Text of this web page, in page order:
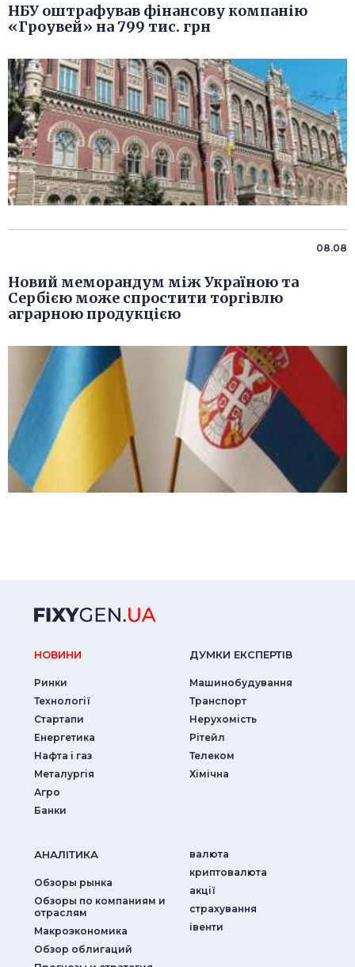
НБУ оштрафував фінансову компанію
«Гроувей» на 799 тис. грн
08.08
Новий меморандум між Україною та
Сербією може спростити торгівлю
аграрною продукцією
НОВИНИ
Ринки
Технології
Стартапи
Енергетика
Нафта і газ
Металургія
Агро
Банки
ДУМКИ ЕКСПЕРТIВ
Машинобудування
Транспорт
Нерухомість
Рітейл
Телеком
Хімічна
АНАЛIТИКА
Обзоры рынка
Обзоры по компаниям и
отраслям
Макроэкономика
Обзор облигаций
валюта
криптовалюта
акції
страхування
iвенти